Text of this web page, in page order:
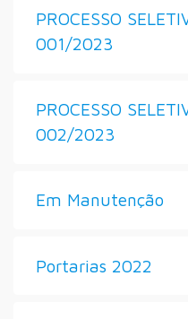
PROCESSO
001/2023
PROCESSO
002/2023
Em Manutenção
Portarias 2022